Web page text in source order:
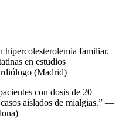
hipercolesterolemia familiar.
en estudios
(Madrid)
con dosis de 20
aislados de mialgias.” —